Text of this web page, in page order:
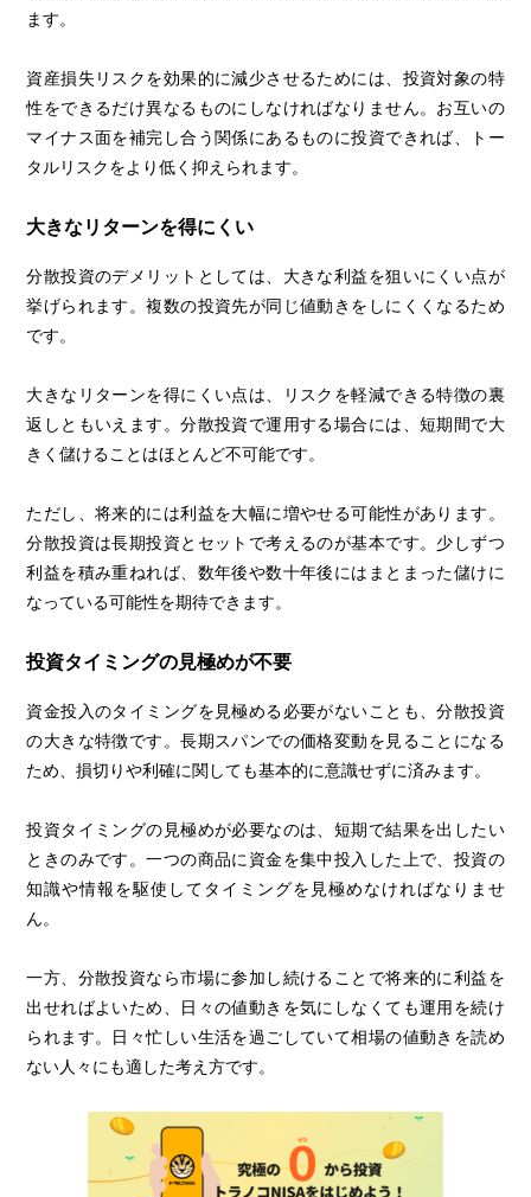
ます。
資産損失リスクを効果的に減少させるためには、投資対象の特
性をできるだけ異なるものにしなければなりません。お互いの
マイナス面を補完し合う関係にあるものに投資できれば、トー
タルリスクをより低く抑えられます。
大きなリターンを得にくい
分散投資のデメリットとしては、大きな利益を狙いにくい点が
挙げられます。複数の投資先が同じ値動きをしにくくなるため
です。
大きなリターンを得にくい点は、リスクを軽減できる特徴の裏
返しともいえます。分散投資で運用する場合には、短期間で大
きく儲けることはほとんど不可能です。
ただし、将来的には利益を大幅に増やせる可能性があります。
分散投資は長期投資とセットで考えるのが基本です。少しずつ
利益を積み重ねれば、数年後や数十年後にはまとまった儲けに
なっている可能性を期待できます。
投資タイミングの見極めが不要
資金投入のタイミングを見極める必要がないことも、分散投資
の大きな特徴です。長期スパンでの価格変動を見ることになる
ため、損切りや利確に関しても基本的に意識せずに済みます。
投資タイミングの見極めが必要なのは、短期で結果を出したい
ときのみです。一つの商品に資金を集中投入した上で、投資の
知識や情報を駆使してタイミングを見極めなければなりませ
ん。
一方、分散投資なら市場に参加し続けることで将来的に利益を
出せればよいため、日々の値動きを気にしなくても運用を続け
られます。日々忙しい生活を過ごしていて相場の値動きを読め
ない人々にも適した考え方です。